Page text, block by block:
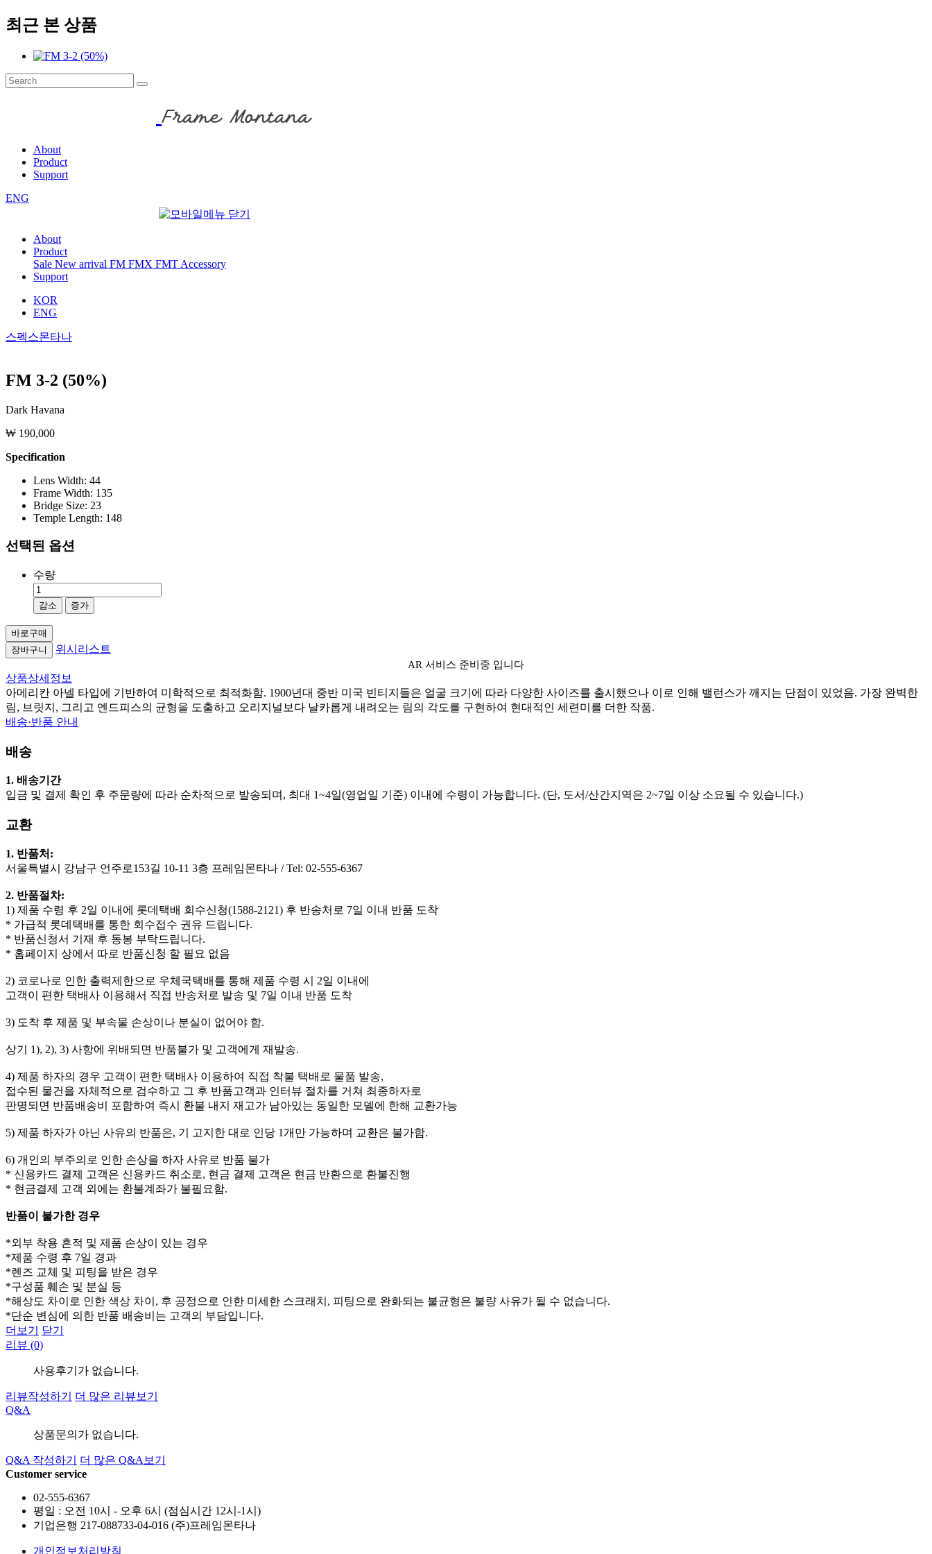
최근 본 상품
About
Product
Support
ENG
About
Product
Sale New arrival FM FMX FMT Accessory
Support
KOR
ENG
스펙스몬타나
FM 3-2 (50%)
Dark Havana
₩ 190,000
Specification
Lens Width: 44
Frame Width: 135
Bridge Size: 23
Temple Length: 148
선택된 옵션
수량
감소 증가
바로구매
장바구니
위시리스트
AR 서비스 준비중 입니다
상품상세정보
아메리칸 아넬 타입에 기반하여 미학적으로 최적화함. 1900년대 중반 미국 빈티지들은 얼굴 크기에 따라 다양한 사이즈를 출시했으나 이로 인해 밸런스가 깨지는 단점이 있었음. 가장 완벽한
림, 브릿지, 그리고 엔드피스의 균형을 도출하고 오리지널보다 날카롭게 내려오는 림의 각도를 구현하여 현대적인 세련미를 더한 작품.
배송·반품 안내
배송
1. 배송기간
입금 및 결제 확인 후 주문량에 따라 순차적으로 발송되며, 최대 1~4일(영업일 기준) 이내에 수령이 가능합니다. (단, 도서/산간지역은 2~7일 이상 소요될 수 있습니다.)
교환
1. 반품처:
서울특별시 강남구 언주로153길 10-11 3층 프레임몬타나 / Tel: 02-555-6367
2. 반품절차:
​1) 제품 수령 후 2일 이내에 롯데택배 회수신청(1588-2121) 후 반송처로 7일 이내 반품 도착
* 가급적 롯데택배를 통한 회수접수 권유 드립니다.
* 반품신청서 기재 후 동봉 부탁드립니다.
* 홈페이지 상에서 따로 반품신청 할 필요 없음
2) 코로나로 인한 출력제한으로 우체국택배를 통해 제품 수령 시 2일 이내에
고객이 편한 택배사 이용해서 직접 반송처로 발송 및 7일 이내 반품 도착
3) 도착 후 제품 및 부속물 손상이나 분실이 없어야 함.
상기 1), 2), 3) 사항에 위배되면 반품불가 및 고객에게 재발송.
4) 제품 하자의 경우 고객이 편한 택배사 이용하여 직접 착불 택배로 물품 발송,
접수된 물건을 자체적으로 검수하고 그 후 반품고객과 인터뷰 절차를 거쳐 최종하자로
판명되면 반품배송비 포함하여 즉시 환불 내지 재고가 남아있는 동일한 모델에 한해 교환가능
5) 제품 하자가 아닌 사유의 반품은, 기 고지한 대로 인당 1개만 가능하며 교환은 불가함.
6) 개인의 부주의로 인한 손상을 하자 사유로 반품 불가
* 신용카드 결제 고객은 신용카드 취소로, 현금 결제 고객은 현금 반환으로 환불진행
* 현금결제 고객 외에는 환불계좌가 불필요함.
반품이 불가한 경우
*외부 착용 흔적 및 제품 손상이 있는 경우
*제품 수령 후 7일 경과
*렌즈 교체 및 피팅을 받은 경우
*구성품 훼손 및 분실 등
*해상도 차이로 인한 색상 차이, 후 공정으로 인한 미세한 스크래치, 피팅으로 완화되는 불균형은 불량 사유가 될 수 없습니다.
*단순 변심에 의한 반품 배송비는 고객의 부담입니다.
더보기
닫기
리뷰 (0)
사용후기가 없습니다.
리뷰작성하기
더 많은 리뷰보기
Q&A
상품문의가 없습니다.
Q&A 작성하기
더 많은 Q&A보기
Customer service
02-555-6367
평일 : 오전 10시 - 오후 6시 (점심시간 12시-1시)
기업은행 217-088733-04-016 (주)프레임몬타나
개인정보처리방침